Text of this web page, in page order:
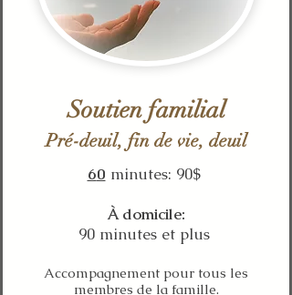
Soutien familial
Pré-deuil, fin de vie, deuil
60 minutes: 90$
À domicile:
90 minutes et plus
Accompagnement pour tous les
membres de la famille.